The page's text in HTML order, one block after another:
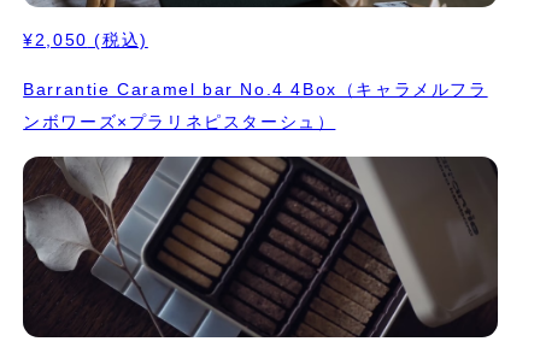
¥2,050 (税込)
Barrantie Caramel bar No.4 4Box（キャラメルフラ
ンボワーズ×プラリネピスターシュ）